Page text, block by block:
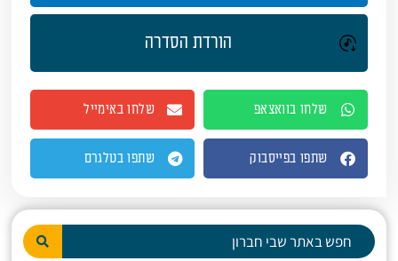
הורדת הסדרה
שלחו בוואצאפ שלחו באימייל
שתפו בפייסבוק שתפו בטלגרם